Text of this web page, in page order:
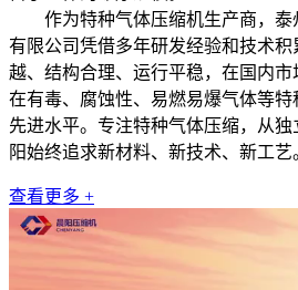
作为特种气体压缩机生产商，泰
有限公司凭借多年研发经验和技术
越、结构合理、运行平稳，在国内
在有毒、腐蚀性、易燃易爆气体等
先进水平。专注特种气体压缩，从
阳始终追求新材料、新技术、新工艺
查看更多 +